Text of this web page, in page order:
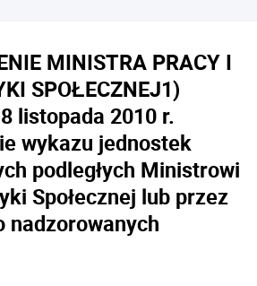
MINISTRA PRACY I
SPOŁECZNEJ1)
listopada 2010 r.
wykazu jednostek
podległych Ministrowi
Społecznej lub przez
nadzorowanych